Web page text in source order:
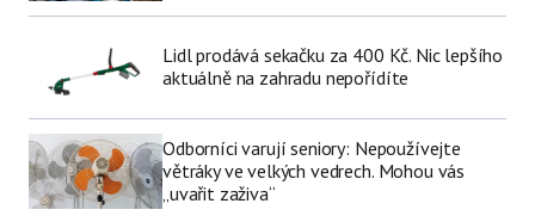
Lidl prodává sekačku za 400 Kč. Nic lepšího
aktuálně na zahradu nepořídíte
Odborníci varují seniory: Nepoužívejte
větráky ve velkých vedrech. Mohou vás
„uvařit zaživa“